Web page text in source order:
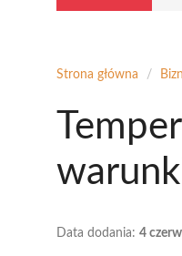
Strona główna /
Data dodania: 4